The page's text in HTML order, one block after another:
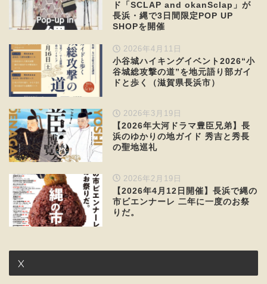
ド「SCLAP and okanSclap」が
長浜・縄で3日間限定POP UP
SHOPを開催
2026年4月11日
小谷城ハイキングイベント2026“小
谷城総攻撃の道”を地元語り部ガイ
ドと歩く（滋賀県長浜市）
2026年3月19日
【2026年大河ドラマ豊臣兄弟】長
浜のゆかりの地ガイド 秀吉と秀長
の聖地巡礼
2026年2月19日
【2026年4月12日開催】長浜で縄の
市ビエンナーレ 二年に一度のお祭
りだ。
X